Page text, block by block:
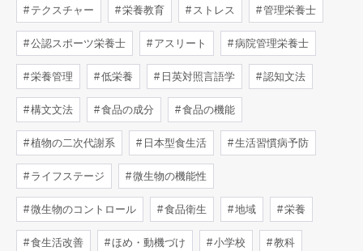
テクスチャー 栄養教育 ストレス 管理栄養士
公認スポーツ栄養士 アスリート 病院管理栄養士
栄養管理 低栄養 日英対照言語学 認知文法
構文文法 食品の成分 食品の機能
植物の二次代謝系 日本型食生活 生活習慣病予防
ライフステージ 微生物の機能性
微生物のコントロール 食品衛生 地域 栄養
食生活改善 ほめ・動機づけ 小学校 教科